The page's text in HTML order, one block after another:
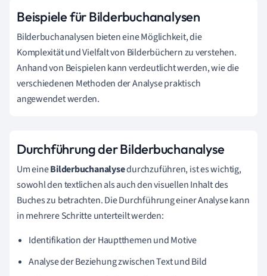
Beispiele für Bilderbuchanalysen
Bilderbuchanalysen bieten eine Möglichkeit, die
Komplexität und Vielfalt von Bilderbüchern zu verstehen.
Anhand von Beispielen kann verdeutlicht werden, wie die
verschiedenen Methoden der Analyse praktisch
angewendet werden.
Durchführung der Bilderbuchanalyse
Um eineBilderbuchanalysedurchzuführen, ist es wichtig,
sowohl den textlichen als auch den visuellen Inhalt des
Buches zu betrachten. Die Durchführung einer Analyse kann
in mehrere Schritte unterteilt werden:
Identifikation der Hauptthemen und Motive
Analyse der Beziehung zwischen Text und Bild